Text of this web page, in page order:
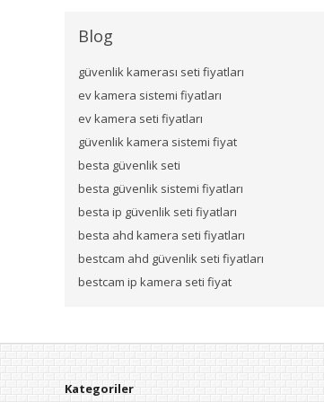
Blog
güvenlik kamerası seti fiyatları
ev kamera sistemi fiyatları
ev kamera seti fiyatları
güvenlik kamera sistemi fiyat
besta güvenlik seti
besta güvenlik sistemi fiyatları
besta ip güvenlik seti fiyatları
besta ahd kamera seti fiyatları
bestcam ahd güvenlik seti fiyatları
bestcam ip kamera seti fiyat
Kategoriler